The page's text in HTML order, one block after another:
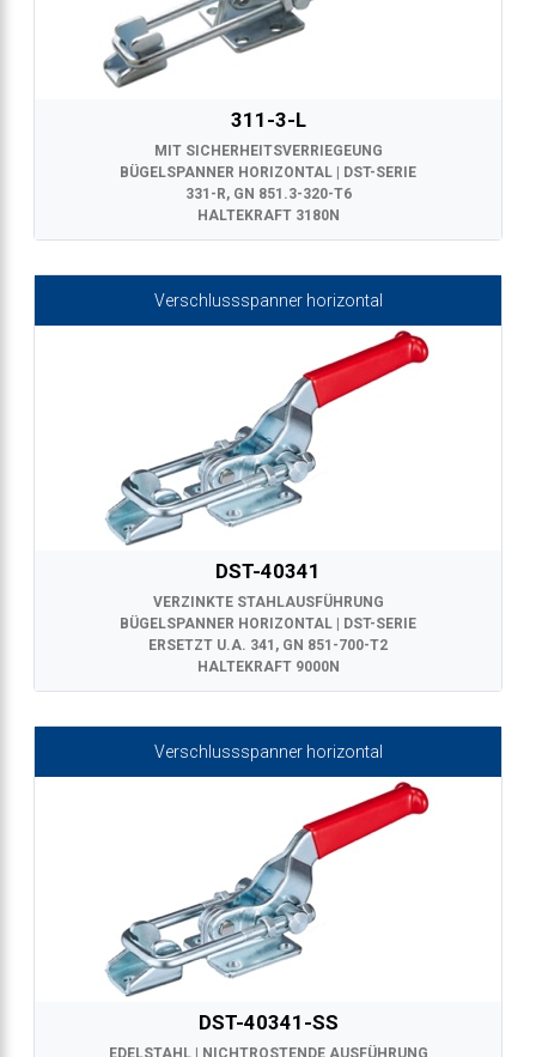
311-3-L
MIT SICHERHEITSVERRIEGEUNG
BÜGELSPANNER HORIZONTAL | DST-SERIE
331-R, GN 851.3-320-T6
HALTEKRAFT 3180N
Verschlussspanner horizontal
DST-40341
VERZINKTE STAHLAUSFÜHRUNG
BÜGELSPANNER HORIZONTAL | DST-SERIE
ERSETZT U.A. 341, GN 851-700-T2
HALTEKRAFT 9000N
Verschlussspanner horizontal
DST-40341-SS
EDELSTAHL | NICHTROSTENDE AUSFÜHRUNG